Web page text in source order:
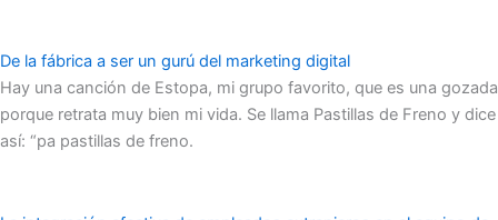
De la fábrica a ser un gurú del marketing digital
Hay una canción de Estopa, mi grupo favorito, que es una gozada
porque retrata muy bien mi vida. Se llama Pastillas de Freno y dice
así: “pa pastillas de freno.